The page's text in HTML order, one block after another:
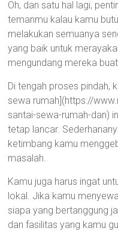
Oh, dan satu hal lagi,
temanmu kalau kamu
melakukan semuanya
yang baik untuk
mengundang mereka
Di tengah proses pindah,
sewa rumah](https://
santai-sewa-rumah-dan)
tetap lancar.
ketimbang kamu
masalah.
Kamu juga harus ingat
lokal. Jika kamu
siapa yang bertanggung
dan fasilitas yang kamu